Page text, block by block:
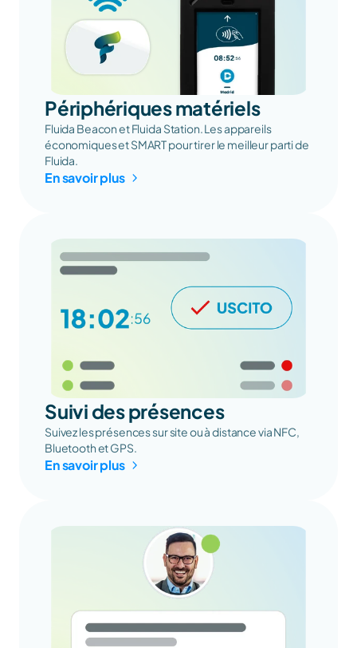
Périphériques matériels
Fluida Beacon et Fluida Station. Les appareils
économiques et SMART pour tirer le meilleur parti de
Fluida.
En savoir plus
Suivi des présences
Suivez les présences sur site ou à distance via NFC,
Bluetooth et GPS.
En savoir plus